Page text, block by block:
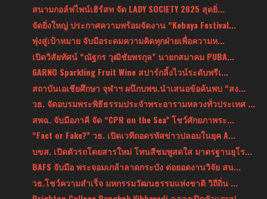
สนามกอล์ฟไพน์เฮิร์สท จัด LADY SOCIETY 2025 สุดยิ่...
จัดยิ่งใหญ่ ประกาศความพร้อมจัดงาน “Kebaya Festival...
พุ่งสู่เป้าหมาย จับมือระดมความคิดทุกฝ่ายเพื่อความห...
เปิดวิสัยทัศน์ “ณัฐกร วุฒิชัยพรกุล” นายกสมาคม PUBA...
GARNO Sparkling Fruit Wine สปาร์กลิ้งไวน์ระดับพรีเ...
สถาบันเอเชียศึกษา จุฬาฯ ผนึกบพข.นำเสนอข้อค้นพบ “สง...
วธ. จัดอบรมพระพิธีธรรมประจำพระอารามหลวงทั่วประเทศ ...
สพฉ. จับมือภาคี จัด “CPR on the Sea” โชว์ศักยภาพระ...
“Fact or Fake?” วธ. เปิดเวทีถอดรหัสข่าวปลอมในยุค A...
บขส. เปิดตัวรถโดยสารใหม่ โทนสีชมพูสดใส มาตรฐานยุโร...
BAFS จับมือ พระจอมเกล้าลาดกระบัง ต่อยอดงานวิจัย สน...
วธ.โชว์ความสำเร็จ มหกรรมวัฒนธรรมแห่งชาติ วิถีถิ่น ...